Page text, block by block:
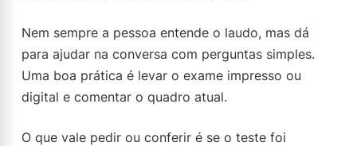
Nem sempre a pessoa entende o laudo, mas dá
para ajudar na conversa com perguntas simples.
Uma boa prática é levar o exame impresso ou
digital e comentar o quadro atual.
O que vale pedir ou conferir é se o teste foi